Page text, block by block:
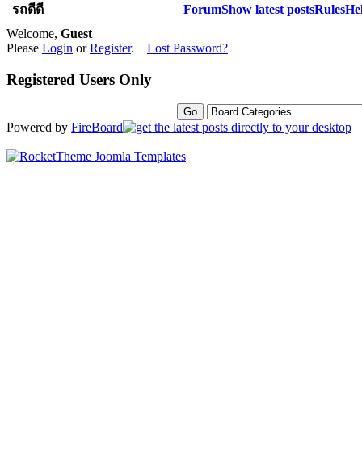
รถดีดี
ForumShow latest postsRules
Welcome, Guest
Please Login orRegister. Lost Password?
Registered Users Only
Powered by FireBoard